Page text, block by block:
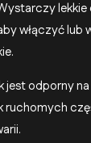
włączyć lub
jest odporny
ruchomych